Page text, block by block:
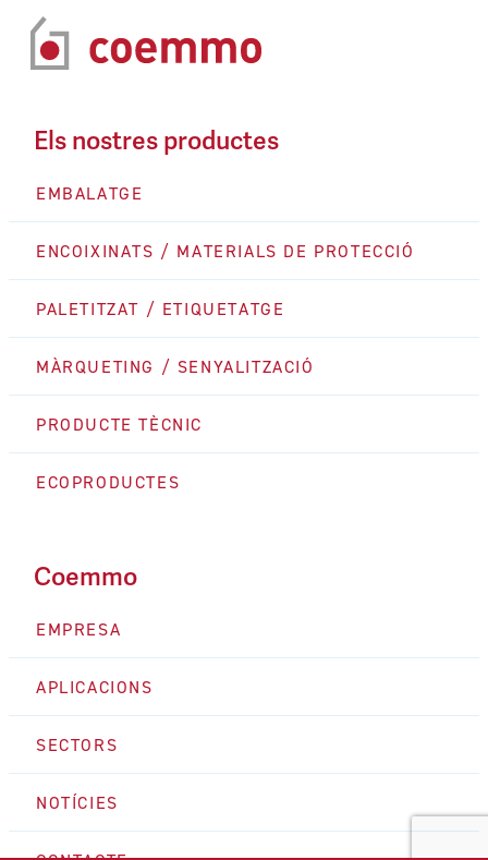
Els nostres productes
EMBALATGE
ENCOIXINATS / MATERIALS DE PROTECCIÓ
PALETITZAT / ETIQUETATGE
MÀRQUETING / SENYALITZACIÓ
PRODUCTE TÈCNIC
ECOPRODUCTES
Coemmo
EMPRESA
APLICACIONS
SECTORS
NOTÍCIES